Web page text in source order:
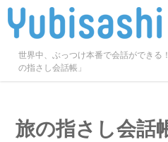
世界中、ぶっつけ本番で会話ができる
の指さし会話帳」
旅の指さし会話